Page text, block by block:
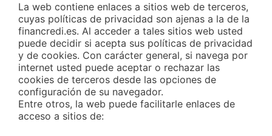
La web contiene enlaces a sitios web de terceros,
cuyas políticas de privacidad son ajenas a la de la
financredi.es. Al acceder a tales sitios web usted
puede decidir si acepta sus políticas de privacidad
y de cookies. Con carácter general, si navega por
internet usted puede aceptar o rechazar las
cookies de terceros desde las opciones de
configuración de su navegador.
Entre otros, la web puede facilitarle enlaces de
acceso a sitios de: